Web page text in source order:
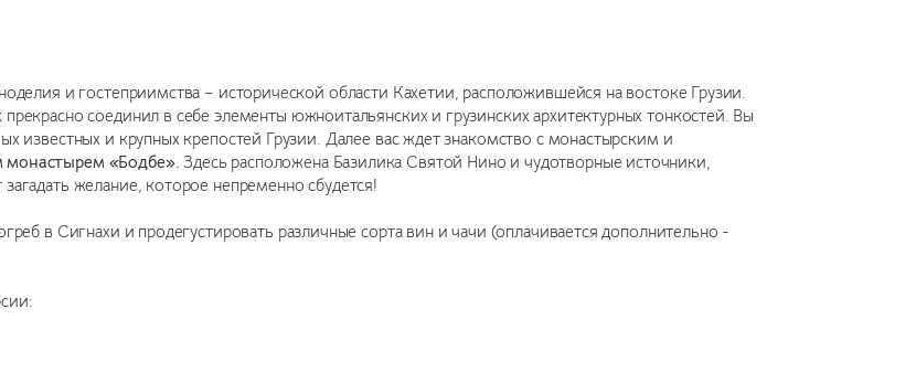
и гостеприимства – исторической области Кахетии, расположившейся на востоке Грузии.
соединил в себе элементы южноитальянских и грузинских архитектурных тонкостей. Вы
известных и крупных крепостей Грузии. Далее вас ждет знакомство с монастырским и
монастырем «Бодбе». Здесь расположена Базилика Святой Нино и чудотворные источники,
желание, которое непременно сбудется!
в Сигнахи и продегустировать различные сорта вин и чачи (оплачивается дополнительно -